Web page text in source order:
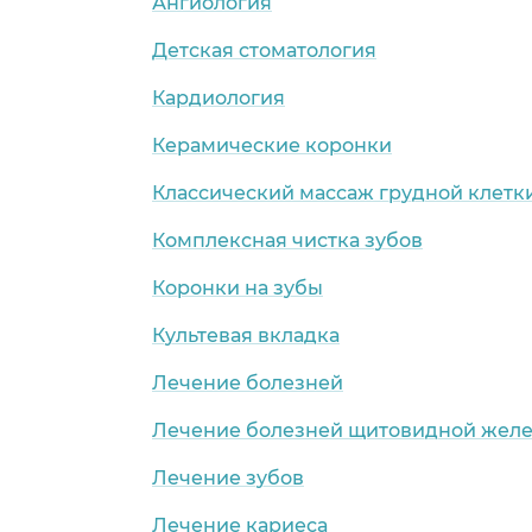
Детская стоматология
Кардиология
Керамические коронки
Классический массаж грудной
Комплексная чистка зубов
Коронки на зубы
Культевая вкладка
Лечение болезней
Лечение болезней щитовидной
Лечение зубов
Лечение кариеса